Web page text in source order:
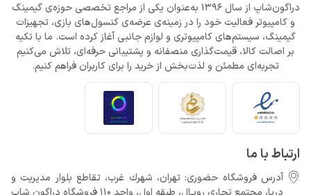
دراگون‌شاپ از سال 1396 به‌عنوان یکی از مراجع تخصصی حوزه‌ی گیمینگ
و کامپیوتر فعالیت خود را در زمینه‌ی عرضه‌ی کنسول‌های بازی، تجهیزات
گیمینگ، سیستم‌های کامپیوتری و لوازم جانبی آغاز کرده است. ما با تکیه
بر اصالت کالا، قیمت‌گذاری منصفانه و پشتیبانی حرفه‌ای، تلاش می‌کنیم
تجربه‌ای مطمئن و لذت‌بخش از خرید را برای کاربران فراهم کنیم.
ارتباط با ما
آدرس فروشگاه حضوری: تهران، شهرك غرب، تقاطع بلوار مدیریت و